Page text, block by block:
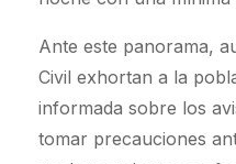
Ante este panorama,
Civil exhortan a la
informada sobre los
tomar precauciones